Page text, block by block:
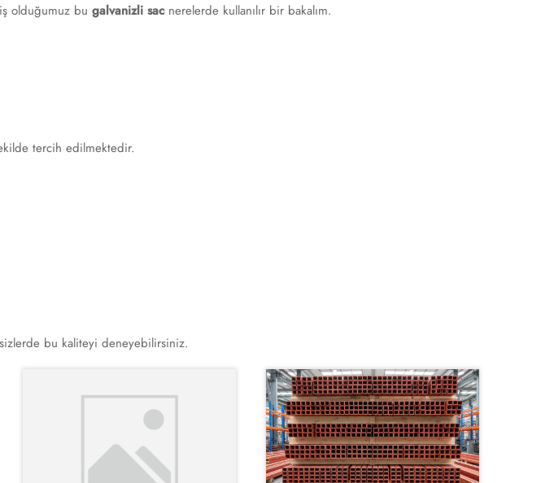
olduğumuz bu galvanizli sacnerelerde kullanılır bir bakalım.
tercih edilmektedir.
bu kaliteyi deneyebilirsiniz.